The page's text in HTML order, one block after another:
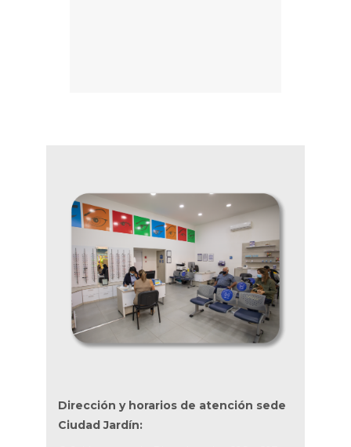
Dirección y horarios de atención sede
Ciudad Jardín: